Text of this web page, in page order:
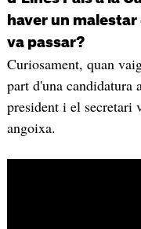
haver un
va passar?
Curiosament, quan
part d'una candidatura
president i el secretari
angoixa.